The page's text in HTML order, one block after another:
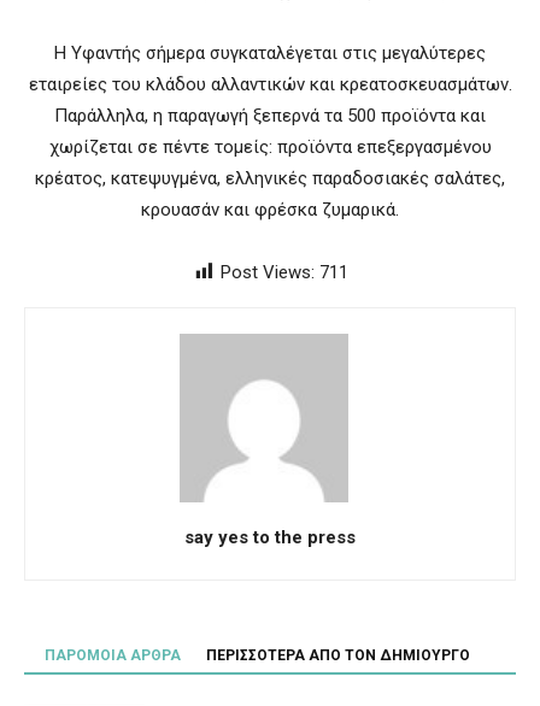
Η Υφαντής σήμερα συγκαταλέγεται στις μεγαλύτερες
εταιρείες του κλάδου αλλαντικών και κρεατοσκευασμάτων.
Παράλληλα, η παραγωγή ξεπερνά τα 500 προϊόντα και
χωρίζεται σε πέντε τομείς: προϊόντα επεξεργασμένου
κρέατος, κατεψυγμένα, ελληνικές παραδοσιακές σαλάτες,
κρουασάν και φρέσκα ζυμαρικά.
Post Views: 711
say yes to the press
ΠΑΡΟΜΟΙΑ ΑΡΘΡΑ ΠΕΡΙΣΣΟΤΕΡΑ ΑΠΟ ΤΟΝ ΔΗΜΙΟΥΡΓΟ